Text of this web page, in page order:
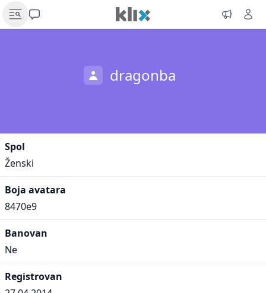
dragonba
Spol
Ženski
Boja avatara
8470e9
Banovan
Ne
Registrovan